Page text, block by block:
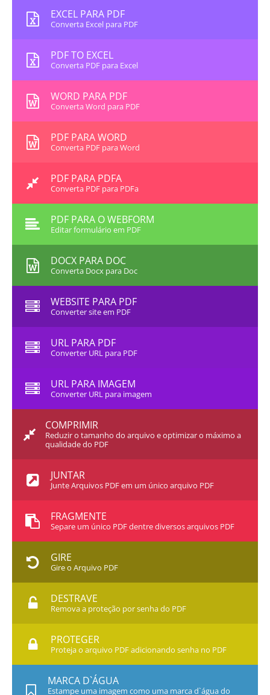
EXCEL PARA PDF
Converta Excel para PDF
PDF TO EXCEL
Converta PDF para Excel
WORD PARA PDF
Converta Word para PDF
PDF PARA WORD
Converta PDF para Word
PDF PARA PDFA
Converta PDF para PDFa
PDF PARA O WEBFORM
Editar formulário em PDF
DOCX PARA DOC
Converta Docx para Doc
WEBSITE PARA PDF
Converter site em PDF
URL PARA PDF
Converter URL para PDF
URL PARA IMAGEM
Converter URL para imagem
COMPRIMIR
Reduzir o tamanho do arquivo e optimizar o máximo a
qualidade do PDF
JUNTAR
Junte Arquivos PDF em um único arquivo PDF
FRAGMENTE
Separe um único PDF dentre diversos arquivos PDF
GIRE
Gire o Arquivo PDF
DESTRAVE
Remova a proteção por senha do PDF
PROTEGER
Proteja o arquivo PDF adicionando senha no PDF
MARCA D`ÁGUA
Estampe uma imagem como uma marca d`água do